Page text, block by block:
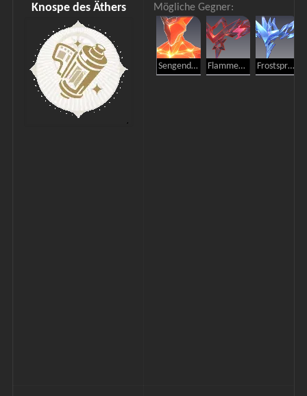
Knospe des Äthers Mögliche Gegner:
Sengender Schattenwandler Flammenspross Frostspross